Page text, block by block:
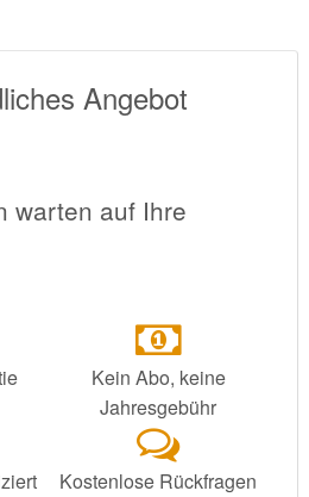
Angebot
warten auf Ihre
Kein Abo, keine
Jahresgebühr
Kostenlose Rückfragen